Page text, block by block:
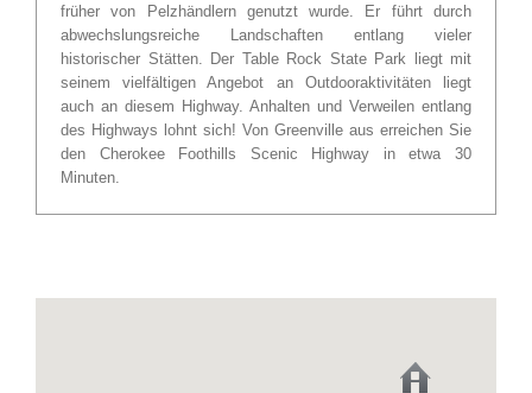
früher von Pelzhändlern genutzt wurde. Er führt durch
abwechslungsreiche Landschaften entlang vieler
historischer Stätten. Der Table Rock State Park liegt mit
seinem vielfältigen Angebot an Outdooraktivitäten liegt
auch an diesem Highway. Anhalten und Verweilen entlang
des Highways lohnt sich! Von Greenville aus erreichen Sie
den Cherokee Foothills Scenic Highway in etwa 30
Minuten.